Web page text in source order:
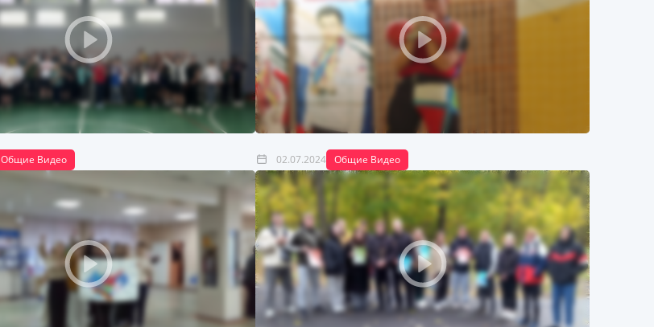
Общие Видео 02.07.2024 Общие Видео